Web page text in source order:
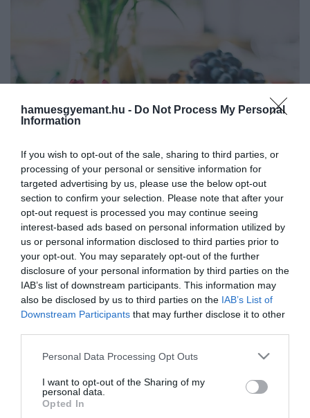
hamuesgyemant.hu - Do Not Process My Personal
Information
If you wish to opt-out of the sale, sharing to third parties, or
processing of your personal or sensitive information for
targeted advertising by us, please use the below opt-out
section to confirm your selection. Please note that after your
opt-out request is processed you may continue seeing
interest-based ads based on personal information utilized by
us or personal information disclosed to third parties prior to
your opt-out. You may separately opt-out of the further
disclosure of your personal information by third parties on the
IAB’s list of downstream participants. This information may
also be disclosed by us to third parties on the IAB’s List of
Downstream Participants that may further disclose it to other
Please note that this website/app uses one or more Google
not limited to your visit or usage behaviour. You may click to
grant or deny consent to Google and its third-party tags to
use your data for below specified purposes in below Google
Personal Data Processing Opt Outs
I want to opt-out of the Sharing of my
personal data.
Opted In
Legyen szó születés- vagy névnapról,
ünnepekről vagy csak egy kis hétköznapi
kényeztetésről, a torta a magyarok
kutatásból pedig az is kiderül, hogy
2025. MÁJUS 11. ● TURI DÁNIEL
Ezt a tortát szeretik leginkább
a magyarok egy felmérés…
TURI DÁNIEL